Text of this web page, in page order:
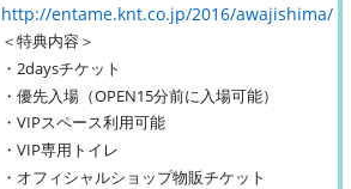
http://entame.knt.co.jp/2016/awajishima/
＜特典内容＞
・2daysチケット
・優先入場（OPEN15分前に入場可能）
・VIPスペース利用可能
・VIP専用トイレ
・オフィシャルショップ物販チケット